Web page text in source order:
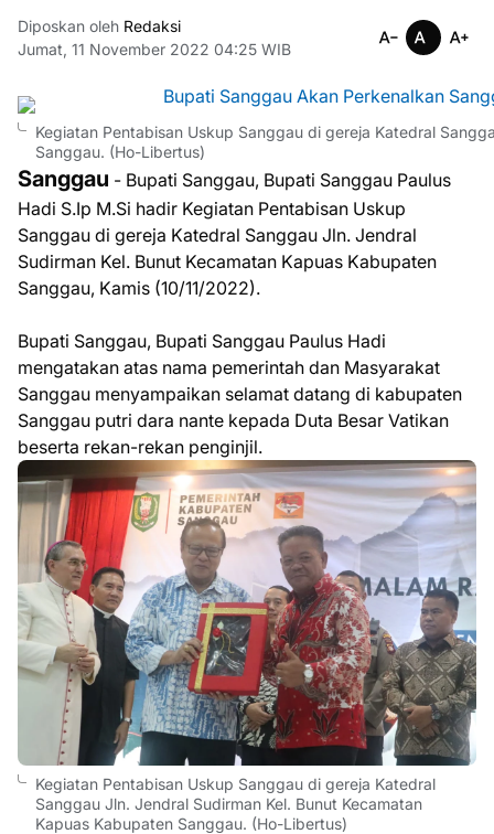
Diposkan oleh Redaksi
Jumat, 11 November 2022 04:25 WIB
Kegiatan Pentabisan Uskup Sanggau di gereja Katedral
Sanggau. (Ho-Libertus)
Sanggau - Bupati Sanggau, Bupati Sanggau Paulus
Hadi S.Ip M.Si hadir Kegiatan Pentabisan Uskup
Sanggau di gereja Katedral Sanggau Jln. Jendral
Sudirman Kel. Bunut Kecamatan Kapuas Kabupaten
Sanggau, Kamis (10/11/2022).
Bupati Sanggau, Bupati Sanggau Paulus Hadi
mengatakan atas nama pemerintah dan Masyarakat
Sanggau menyampaikan selamat datang di kabupaten
Sanggau putri dara nante kepada Duta Besar Vatikan
beserta rekan-rekan penginjil.
Kegiatan Pentabisan Uskup Sanggau di gereja Katedral
Sanggau Jln. Jendral Sudirman Kel. Bunut Kecamatan
Kapuas Kabupaten Sanggau. (Ho-Libertus)